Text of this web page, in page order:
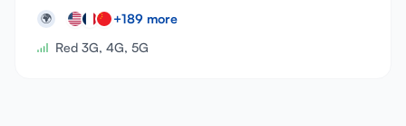
🌍 +189 more
Red 3G, 4G, 5G